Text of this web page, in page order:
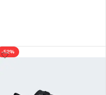
-52%